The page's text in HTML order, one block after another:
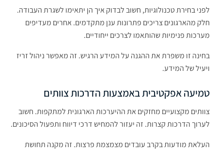
לפני בחירת טכנולוגיות, חשוב לבדוק איך הן יתאימו לשגרת העבודה.
חלק מהארגונים צריכים פתרונות ענן מתקדמים. אחרים מעדיפים
מערכות פנימיות שהותאמו לצרכים ייחודיים.
בחינה זו משפרת את ההגנה על המידע הרגיש. זה מאפשר ניהול זריז
ויעיל של המידע.
טמיעה אפקטיבית באמצעות הדרכות צוותים
צוותים מקצועיים מחזקים את ההיערכות הארגונית למתקפות. חשוב
לערוך הדרכות קצרות. זה יעזור להמחיש דרכי דיווח ותפעול הסיכונים.
העלאת מודעות בקרב עובדים מצמצמת פרצות. זה מקנה תחושת